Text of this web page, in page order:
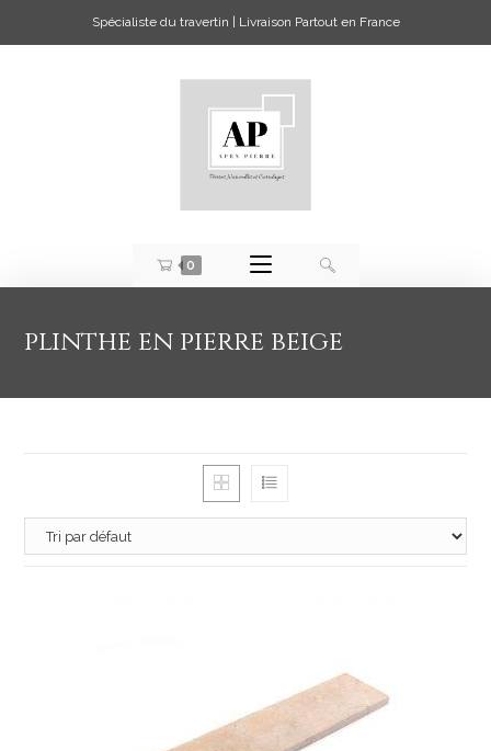
Spécialiste du travertin | Livraison Partout en France
0
plinthe en pierre beige